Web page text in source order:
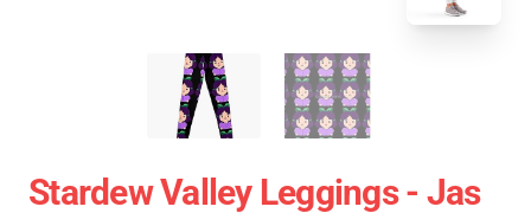
Stardew Valley Leggings - Jas